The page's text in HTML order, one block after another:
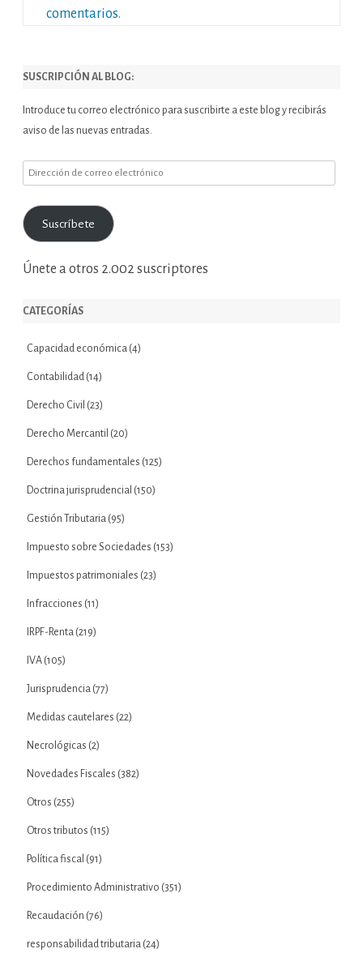
comentarios.
SUSCRIPCIÓN AL BLOG:
Introduce tu correo electrónico para suscribirte a este blog y recibirás
aviso de las nuevas entradas.
Dirección
correo
electrónico
Suscríbete
Únete a otros 2.002 suscriptores
CATEGORÍAS
Capacidad económica (4)
Contabilidad (14)
Derecho Civil (23)
Derecho Mercantil (20)
Derechos fundamentales (125)
Doctrina jurisprudencial (150)
Gestión Tributaria (95)
Impuesto sobre Sociedades (153)
Impuestos patrimoniales (23)
Infracciones (11)
IRPF-Renta (219)
IVA (105)
Jurisprudencia (77)
Medidas cautelares (22)
Necrológicas (2)
Novedades Fiscales (382)
Otros (255)
Otros tributos (115)
Política fiscal (91)
Procedimiento Administrativo (351)
Recaudación (76)
responsabilidad tributaria (24)